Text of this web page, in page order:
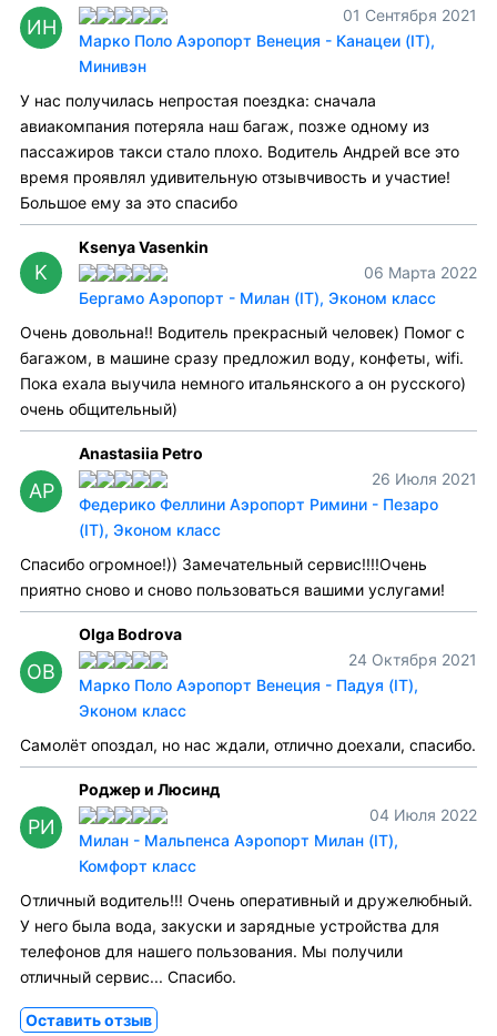
ИН
01 Сентября 2021
Марко Поло Аэропорт Венеция - Канацеи (IT),
Минивэн
У нас получилась непростая поездка: сначала
авиакомпания потеряла наш багаж, позже одному из
пассажиров такси стало плохо. Водитель Андрей все это
время проявлял удивительную отзывчивость и участие!
Большое ему за это спасибо
K
Ksenya Vasenkin
06 Марта 2022
Бергамо Аэропорт - Милан (IT), Эконом класс
Очень довольна!! Водитель прекрасный человек) Помог с
багажом, в машине сразу предложил воду, конфеты, wifi.
Пока ехала выучила немного итальянского а он русского)
очень общительный)
AP
Anastasiia Petro
26 Июля 2021
Федерико Феллини Аэропорт Римини - Пезаро
(IT), Эконом класс
Спасибо огромное!)) Замечательный сервис!!!!Очень
приятно сново и сново пользоваться вашими услугами!
OB
Olga Bodrova
24 Октября 2021
Марко Поло Аэропорт Венеция - Падуя (IT),
Эконом класс
Самолёт опоздал, но нас ждали, отлично доехали, спасибо.
РИ
Роджер и Люсинд
04 Июля 2022
Милан - Мальпенса Аэропорт Милан (IT),
Комфорт класс
Отличный водитель!!! Очень оперативный и дружелюбный.
У него была вода, закуски и зарядные устройства для
телефонов для нашего пользования. Мы получили
отличный сервис... Спасибо.
Оставить отзыв